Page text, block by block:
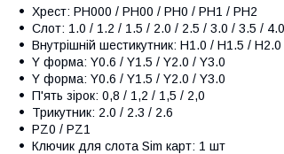
Хрест: PH000 / PH00 / PH0 / PH1 / PH2
Слот: 1.0 / 1.2 / 1.5 / 2.0 / 2.5 / 3.0 / 3.5 / 4.0
Внутрішній шестикутник: H1.0 / H1.5 /
Y форма: Y0.6 / Y1.5 / Y2.0 / Y3.0
Y форма: Y0.6 / Y1.5 / Y2.0 / Y3.0
П'ять зірок: 0,8 / 1,2 / 1,5 / 2,0
Трикутник: 2.0 / 2.3 / 2.6
PZ0 / PZ1
Ключик для слота Sim карт: 1 шт